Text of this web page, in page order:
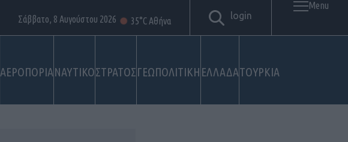
ΑΕΡΟΠΟΡΙΑΝΑΥΤΙΚΟΣΤΡΑΤΟΣΓΕΩΠΟΛΙΤΙΚΗ ΕΛΛΑΔΑΤΟΥΡΚΙΑ
Σάββατο, 8 Αυγούστου 2026 35°C Αθήνα login
Menu